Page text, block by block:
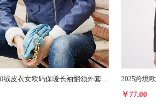
秋冬新款加绒皮衣女欧码保暖长袖翻领外套欧美通勤休闲夹克亚马逊
￥77.00